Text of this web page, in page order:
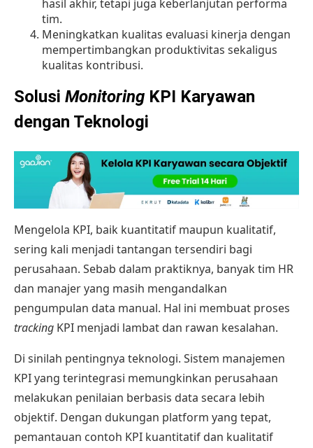
hasil akhir, tetapi juga keberlanjutan performa
tim.
Meningkatkan kualitas evaluasi kinerja dengan
mempertimbangkan produktivitas sekaligus
kualitas kontribusi.
Solusi Monitoring KPI Karyawan
dengan Teknologi
Mengelola KPI, baik kuantitatif maupun kualitatif,
sering kali menjadi tantangan tersendiri bagi
perusahaan. Sebab dalam praktiknya, banyak tim HR
dan manajer yang masih mengandalkan
pengumpulan data manual. Hal ini membuat proses
tracking KPI menjadi lambat dan rawan kesalahan.
Di sinilah pentingnya teknologi. Sistem manajemen
KPI yang terintegrasi memungkinkan perusahaan
melakukan penilaian berbasis data secara lebih
objektif. Dengan dukungan platform yang tepat,
pemantauan contoh KPI kuantitatif dan kualitatif